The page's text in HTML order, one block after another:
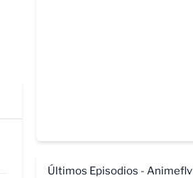
Últimos Episodios - Animeflv